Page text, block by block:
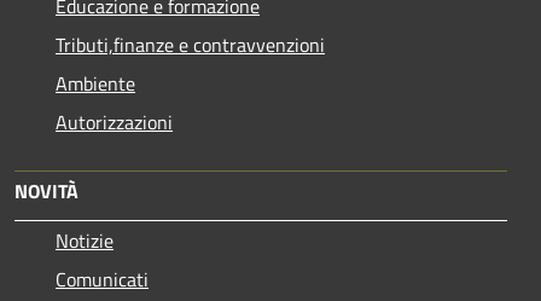
Educazione e formazione
Tributi,finanze e contravvenzioni
Ambiente
Autorizzazioni
NOVITÀ
Notizie
Comunicati